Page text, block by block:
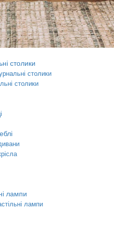
столики
столики
столики
лампи
лампи